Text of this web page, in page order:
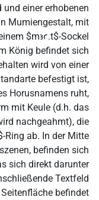
einer erhobenen
Mumiengestalt, mit
$mꜣꜥ.t$-Sockel
König befindet sich
wird von einer
befestigt ist,
Horusnamens ruht,
mit Keule (d.h. das
nachgeahmt), die
Ring ab. In der Mitte
befinden sich
sich direkt darunter
Textfeld
befindet